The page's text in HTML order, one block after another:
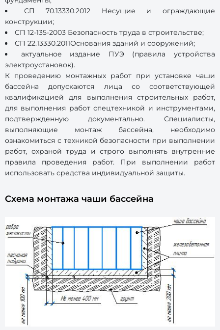
СП 70.13330.2012 Несущие и ограждающие
конструкции;
СП 12-135-2003 Безопасность труда в строительстве;
СП 22.13330.2011Основания зданий и сооружений;
актуальное издание ПУЭ (правила устройства
электроустановок).
К проведению монтажных работ при установке чаши
бассейна допускаются лица со соответствующей
квалификацией для выполнения строительных работ,
для выполнения работ спецтехникой и инструментами,
подтвержденную документально. Специалисты,
выполняющие монтаж бассейна, необходимо
ознакомиться с техникой безопасности при выполнении
работ, охраной труда и строго выполнять внутренние
правила проведения работ. При выполнении работ
использовать средства индивидуальной защиты.
Схема монтажа чаши бассейна